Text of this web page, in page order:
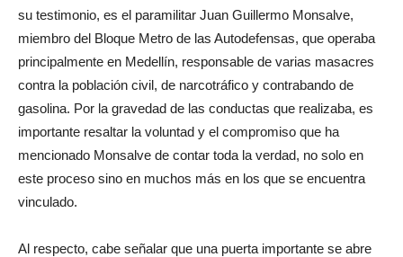
su testimonio, es el paramilitar Juan Guillermo Monsalve,
miembro del Bloque Metro de las Autodefensas, que operaba
principalmente en Medellín, responsable de varias masacres
contra la población civil, de narcotráfico y contrabando de
gasolina. Por la gravedad de las conductas que realizaba, es
importante resaltar la voluntad y el compromiso que ha
mencionado Monsalve de contar toda la verdad, no solo en
este proceso sino en muchos más en los que se encuentra
vinculado.
Al respecto, cabe señalar que una puerta importante se abre